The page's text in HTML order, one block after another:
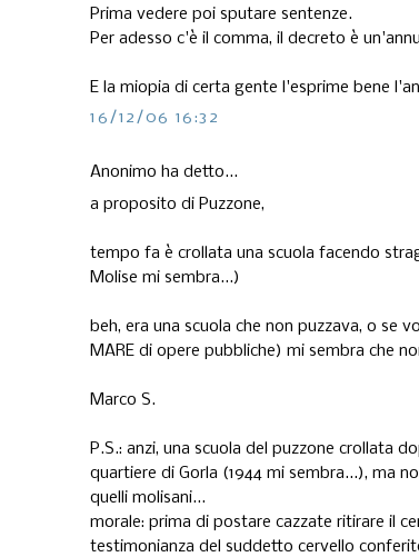
Prima vedere poi sputare sentenze.
Per adesso c'è il comma, il decreto è
E la miopia di certa gente l'esprime bene
16/12/06 16:32
Anonimo ha detto...
a proposito di Puzzone,
tempo fa è crollata una scuola facendo
Molise mi sembra...)
beh, era una scuola che non puzzava, o se
MARE di opere pubbliche) mi sembra che
Marco S.
P.S.: anzi, una scuola del puzzone crollata
quartiere di Gorla (1944 mi sembra...), ma
quelli molisani...
morale: prima di postare cazzate ritirare il
testimonianza del suddetto cervello